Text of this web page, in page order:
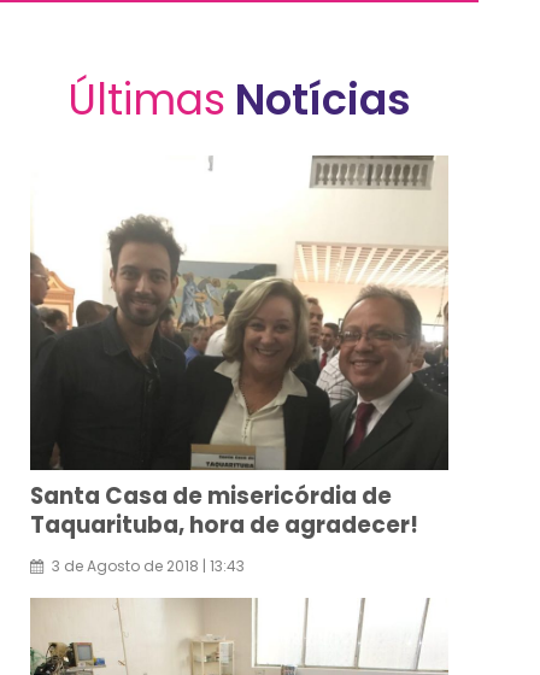
Últimas Notícias
Santa Casa de misericórdia de
Taquarituba, hora de agradecer!
3 de Agosto de 2018 | 13:43